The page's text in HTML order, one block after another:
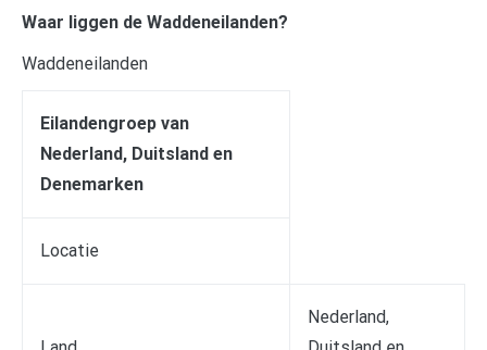
Waar liggen de Waddeneilanden?
Waddeneilanden
Eilandengroep van
Nederland, Duitsland en
Denemarken
Locatie
Nederland,